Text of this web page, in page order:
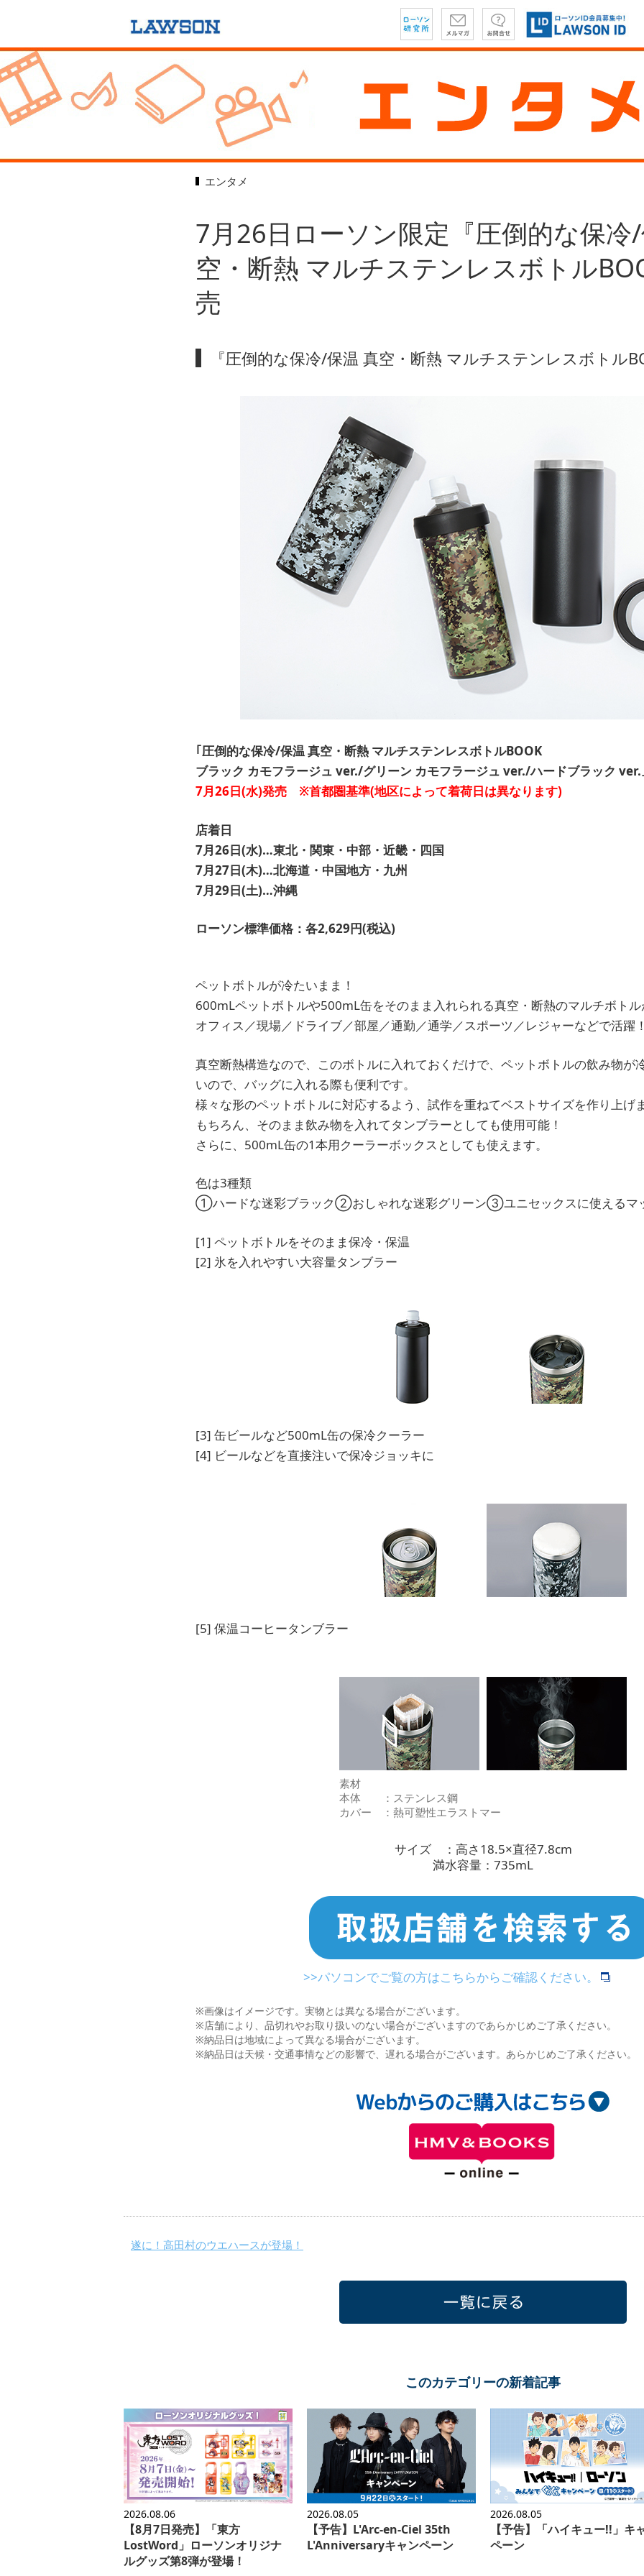
エンタメ
7月26日ローソン限定『圧倒的な保冷
空・断熱 マルチステンレスボトル
売
『圧倒的な保冷/保温 真空・断熱 マルチステンレスボトル
｢圧倒的な保冷/保温 真空・断熱 マルチステンレスボトルBOOK
ブラック カモフラージュ ver./グリーン カモフラージュ ver./ハードブラック ver.
7月26日(水)発売 ※首都圏基準(地区によって着荷日は異なります)
店着日
7月26日(水)…東北・関東・中部・近畿・四国
7月27日(木)…北海道・中国地方・九州
7月29日(土)…沖縄
ローソン標準価格：各2,629円(税込)
ペットボトルが冷たいまま！
600mLペットボトルや500mL缶をそのまま入れられる真空・断熱のマルチボト
オフィス／現場／ドライブ／部屋／通勤／通学／スポーツ／レジャーなどで活躍
真空断熱構造なので、このボトルに入れておくだけで、ペットボトルの飲み物が
いので、バッグに入れる際も便利です。
様々な形のペットボトルに対応するよう、試作を重ねてベストサイズを作り上げ
もちろん、そのまま飲み物を入れてタンブラーとしても使用可能！
さらに、500mL缶の1本用クーラーボックスとしても使えます。
色は3種類
①ハードな迷彩ブラック②おしゃれな迷彩グリーン③ユニセックスに使えるマ
[1] ペットボトルをそのまま保冷・保温
[2] 氷を入れやすい大容量タンブラー
[3] 缶ビールなど500mL缶の保冷クーラー
[4] ビールなどを直接注いで保冷ジョッキに
[5] 保温コーヒータンブラー
素材
本体 ：ステンレス鋼
カバー ：熱可塑性エラストマー
サイズ ：高さ18.5×直径7.8cm
満水容量：735mL
>>パソコンでご覧の方はこちらからご確認ください。
※画像はイメージです。実物とは異なる場合がございます。
※店舗により、品切れやお取り扱いのない場合がございますのであらかじめご了承ください。
※納品日は地域によって異なる場合がございます。
※納品日は天候・交通事情などの影響で、遅れる場合がございます。あらかじめご了承ください。
遂に！高田村のウエハースが登場！
このカテゴリーの新着記事
2026.08.06
【8月7日発売】「東方
LostWord」ローソンオリジナ
ルグッズ第8弾が登場！
2026.08.05
【予告】L'Arc-en-Ciel 35th
L'Anniversaryキャンペーン
2026.08.05
【予告】「ハイキュー!!」キ
ペーン